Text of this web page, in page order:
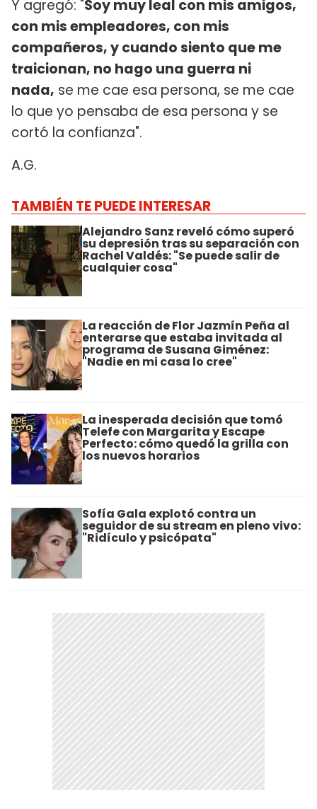
Y agregó: "Soy muy leal con mis amigos,
con mis empleadores, con mis
compañeros, y cuando siento que me
traicionan, no hago una guerra ni
nada, se me cae esa persona, se me cae
lo que yo pensaba de esa persona y se
cortó la confianza".
A.G.
TAMBIÉN TE PUEDE INTERESAR
Alejandro Sanz reveló cómo superó
su depresión tras su separación con
Rachel Valdés: "Se puede salir de
cualquier cosa"
La reacción de Flor Jazmín Peña al
enterarse que estaba invitada al
programa de Susana Giménez:
"Nadie en mi casa lo cree"
La inesperada decisión que tomó
Telefe con Margarita y Escape
Perfecto: cómo quedó la grilla con
los nuevos horarios
Sofía Gala explotó contra un
seguidor de su stream en pleno vivo:
"Ridículo y psicópata"